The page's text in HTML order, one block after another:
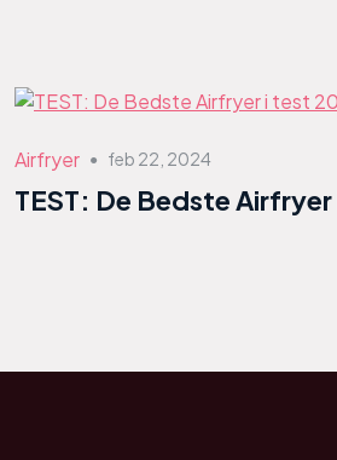
Airfryer ● feb 22, 2024
TEST: De Bedste